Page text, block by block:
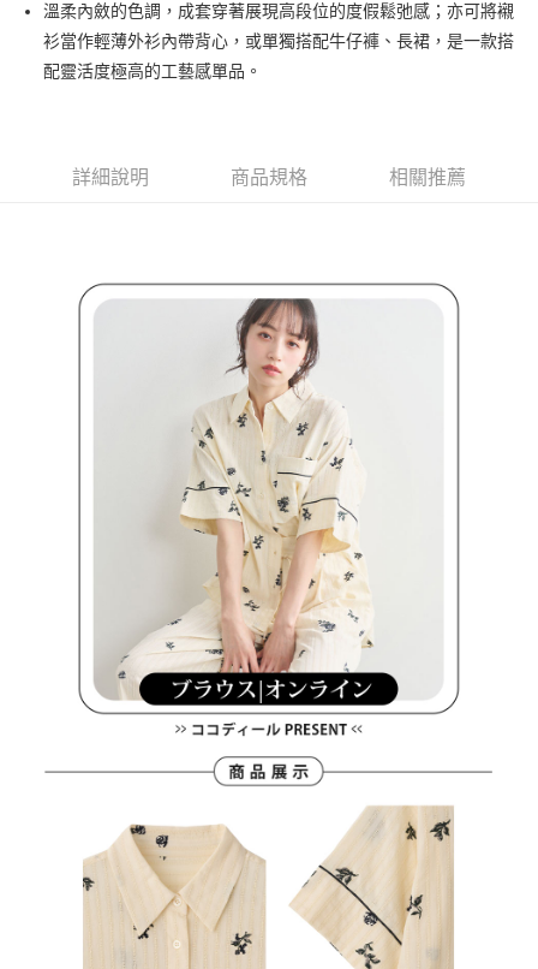
用戶於交易時，得透過本服務購買商品或服務，並由商店將買賣／分期付款
買賣價金債權讓與本公司後，依約使用本公司帳單繳交帳款。
2.基於同意付款使用「大哥付你分期」之契約關係目的，商店將以您的個人
資料（包含姓名、電話或地址）提供予台灣大哥大進項蒐集、處理及利用，
購買商品的店家。未經商家同意取消之訂單仍視為有效，需透過AFTEE先享
後付繳納相關費用。
※ 交易是否成功請以「AFTEE先享後付 」之結帳頁面顯示為準，若有關於
是否繳費成功／繳費後需取消欲退款等相關疑問，請聯繫「AFTEE先享後付
１．透過由恩沛科技股份有限公司提供之「AFTEE先享後付」服務完成之交
３．未成年的使用者請事先徵得法定代理人或監護人之同意方可使用
「AFTEE先享後付」，若未經同意申辦者引起之損失，本公司不負相關責
４．使用「AFTEE先享後付」時，將依據個別帳號之用戶狀況，依本公司即
時審查核予不同之上限額度；若仍有額度不足之情形，本公司將視審查結果
５．嚴禁一人註冊多個帳號或使用他人資訊註冊。若發現惡意使用之情形，
恩沛科技股份有限公司將有權停止該用戶之使用額度並採取法律行動。
免運費
付款後萊爾富取貨
溫柔內斂的色調，成套穿著展現高段位的度假鬆弛感；亦可將襯
衫當作輕薄外衫內帶背心，或單獨搭配牛仔褲、長裙，是一款搭
配靈活度極高的工藝感單品。
詳細說明 商品規格 相關推薦